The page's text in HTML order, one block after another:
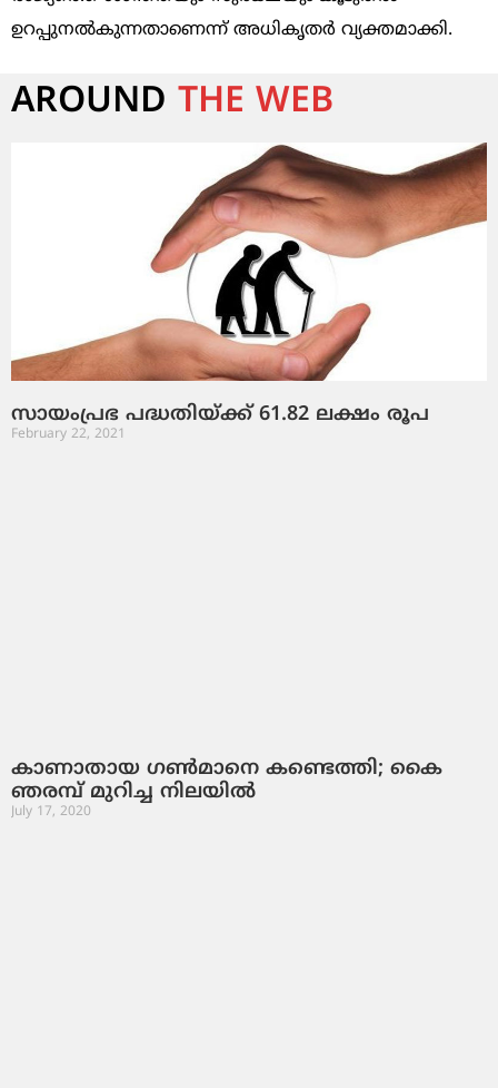
ഉറപ്പുനൽകുന്നതാണെന്ന് അധികൃതർ വ്യക്തമാക്കി.
AROUND THE WEB
സായംപ്രഭ പദ്ധതിയ്ക്ക് 61.82 ലക്ഷം രൂപ
February 22, 2021
കാണാതായ ഗണ്‍മാനെ കണ്ടെത്തി; കൈ
ഞരമ്പ് മുറിച്ച നിലയില്‍
July 17, 2020